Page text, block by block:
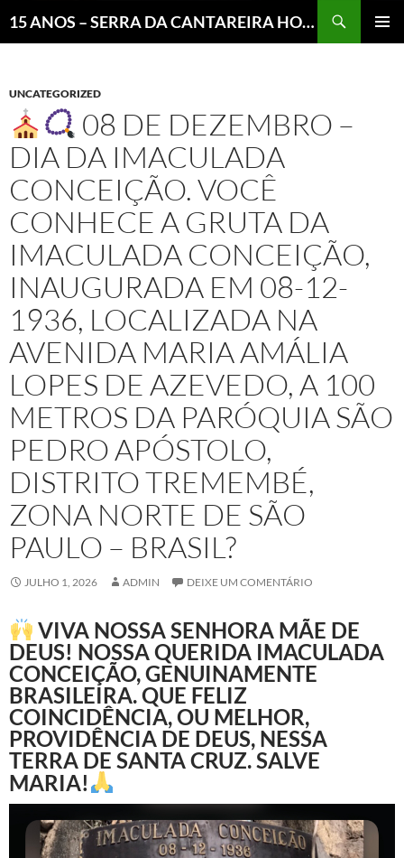
15 ANOS – SERRA DA CANTAREIRA HOJE E COTIDIANO DO BRASIL E DO MUNDO
UNCATEGORIZED
08 DE DEZEMBRO –
DIA DA IMACULADA
CONCEIÇÃO. VOCÊ
CONHECE A GRUTA DA
IMACULADA CONCEIÇÃO,
INAUGURADA EM 08-12-
1936, LOCALIZADA NA
AVENIDA MARIA AMÁLIA
LOPES DE AZEVEDO, A 100
METROS DA PARÓQUIA SÃO
PEDRO APÓSTOLO,
DISTRITO TREMEMBÉ,
ZONA NORTE DE SÃO
PAULO – BRASIL?
JULHO 1, 2026 ADMIN DEIXE UM COMENTÁRIO
VIVA NOSSA SENHORA MÃE DE
DEUS! NOSSA QUERIDA IMACULADA
CONCEIÇÃO, GENUINAMENTE
BRASILEIRA. QUE FELIZ
COINCIDÊNCIA, OU MELHOR,
PROVIDÊNCIA DE DEUS, NESSA
TERRA DE SANTA CRUZ. SALVE
MARIA!